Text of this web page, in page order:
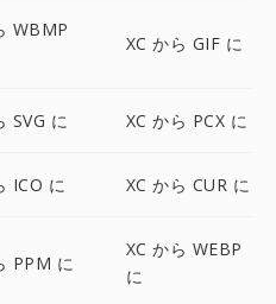
WBMP
XC から GIF に
SVG に XC から PCX に
ICO に XC から CUR に
PPM に
XC から WEBP
に